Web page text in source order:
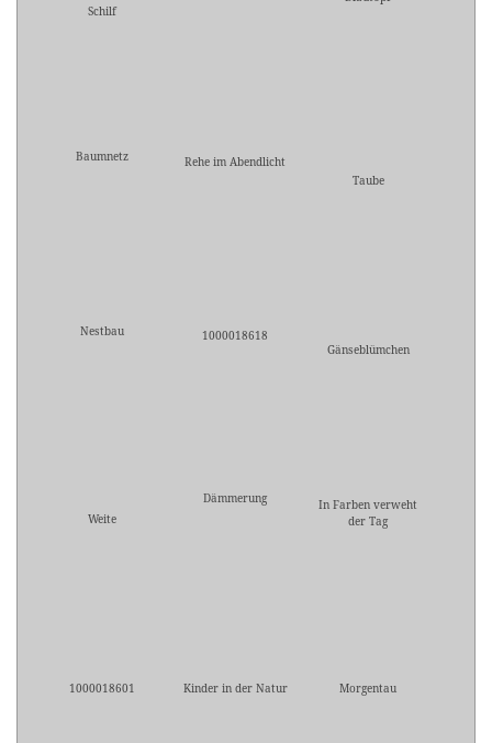
Schilf
Baumnetz
Rehe im Abendlicht
Taube
Nestbau
1000018618
Gänseblümchen
Weite
Dämmerung
In Farben verweht
der Tag
1000018601 Kinder in der Natur Morgentau